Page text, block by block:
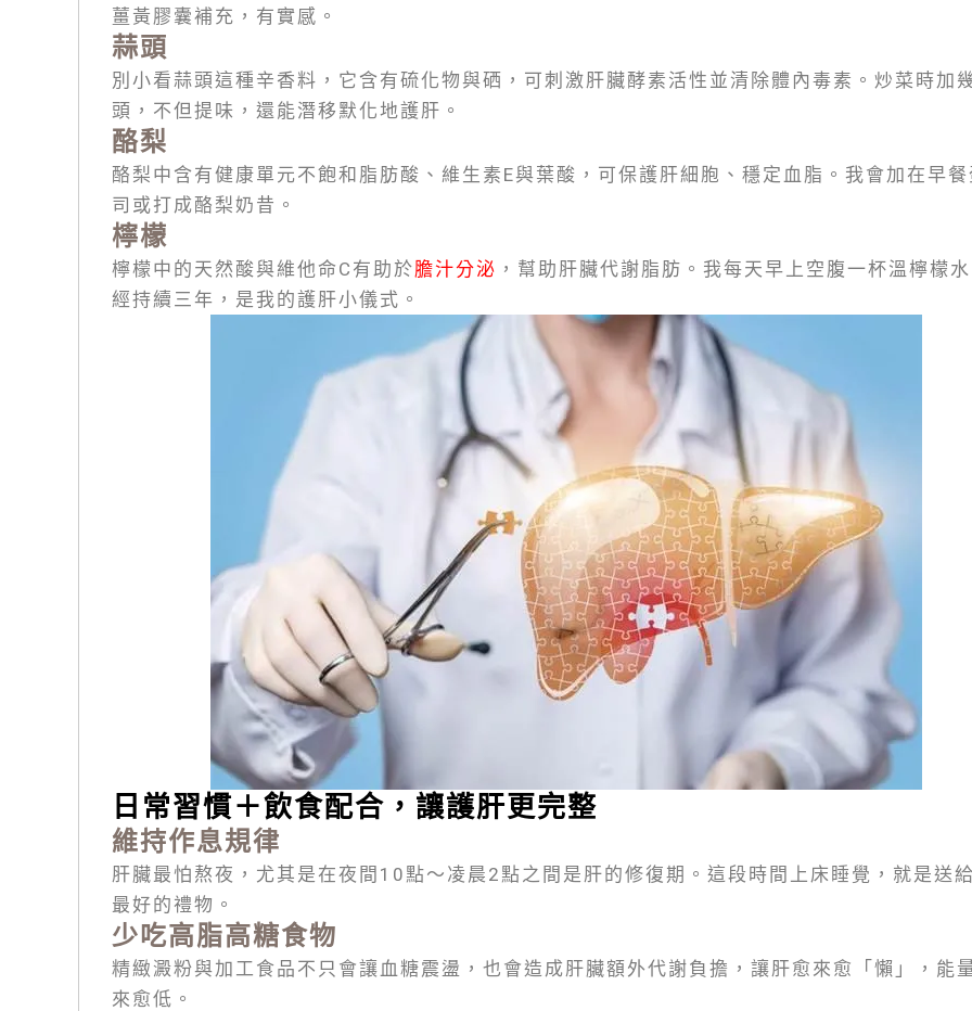
薑黃膠囊補充，有實感。
蒜頭
別小看蒜頭這種辛香料，它含有硫化物與硒，可刺激肝臟酵素活性並清除體內毒素。炒菜時加
頭，不但提味，還能潛移默化地護肝。
酪梨
酪梨中含有健康單元不飽和脂肪酸、維生素E與葉酸，可保護肝細胞、穩定血脂。我會加在早
司或打成酪梨奶昔。
檸檬
檸檬中的天然酸與維他命C有助於膽汁分泌 ，幫助肝臟代謝脂肪。我每天早上空腹一杯溫檸檬
經持續三年，是我的護肝小儀式。
日常習慣＋飲食配合，讓護肝更完整
維持作息規律
肝臟最怕熬夜，尤其是在夜間10點～凌晨2點之間是肝的修復期。這段時間上床睡覺，就是送
最好的禮物。
少吃高脂高糖食物
精緻澱粉與加工食品不只會讓血糖震盪，也會造成肝臟額外代謝負擔，讓肝愈來愈「懶」，能
來愈低。